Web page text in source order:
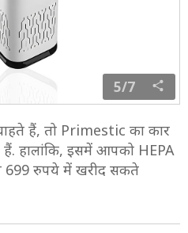
5/7
हैं, तो Primestic का कार
हालांकि, इसमें आपको HEPA
699 रुपये में खरीद सकते